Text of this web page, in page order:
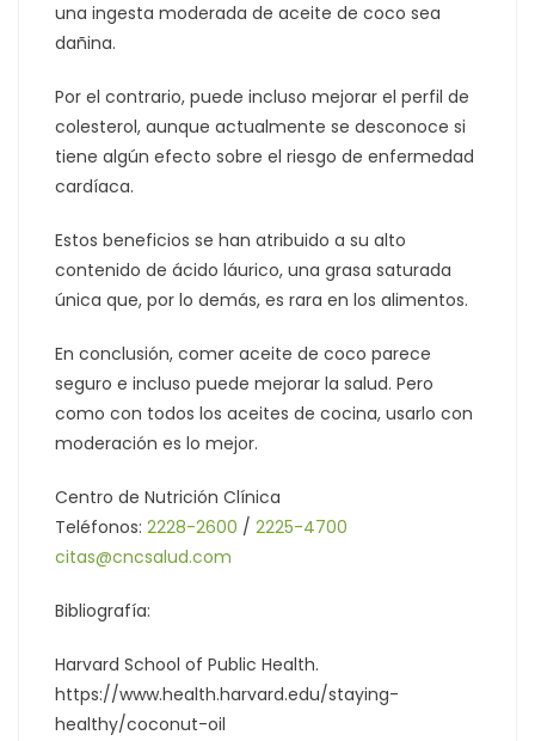
una ingesta moderada de aceite de coco sea
dañina.
Por el contrario, puede incluso mejorar el perfil de
colesterol, aunque actualmente se desconoce si
tiene algún efecto sobre el riesgo de enfermedad
cardíaca.
Estos beneficios se han atribuido a su alto
contenido de ácido láurico, una grasa saturada
única que, por lo demás, es rara en los alimentos.
En conclusión, comer aceite de coco parece
seguro e incluso puede mejorar la salud. Pero
como con todos los aceites de cocina, usarlo con
moderación es lo mejor.
Centro de Nutrición Clínica
Teléfonos: 2228-2600 / 2225-4700
citas@cncsalud.com
Bibliografía:
Harvard School of Public Health.
https://www.health.harvard.edu/staying-
healthy/coconut-oil